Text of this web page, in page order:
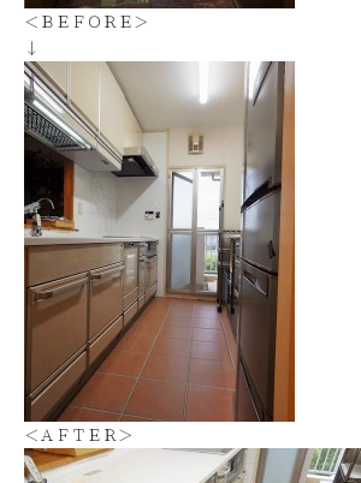
＜ＢＥＦＯＲＥ＞
↓
＜ＡＦＴＥＲ＞